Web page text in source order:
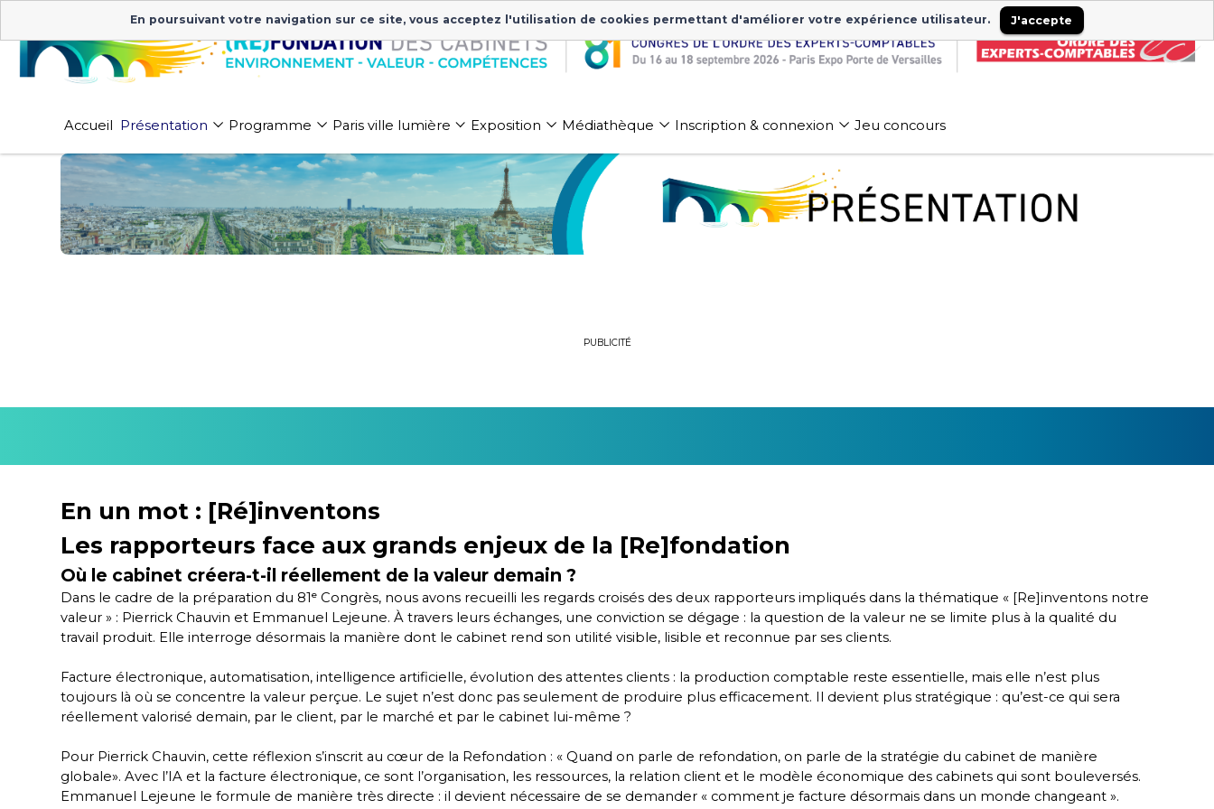
Accueil Présentation Programme Paris ville lumière Exposition Médiathèque Inscription & connexion Jeu concours
PUBLICITÉ
En un mot : [Ré]inventons
Les rapporteurs face aux grands enjeux de la [Re]fondation
Où le cabinet créera-t-il réellement de la valeur demain ?
Dans le cadre de la préparation du 81ᵉ Congrès, nous avons recueilli les regards croisés des deux rapporteurs impliqués dans la thématique « [Re]inventons notre
valeur » : Pierrick Chauvin et Emmanuel Lejeune. À travers leurs échanges, une conviction se dégage : la question de la valeur ne se limite plus à la qualité du
travail produit. Elle interroge désormais la manière dont le cabinet rend son utilité visible, lisible et reconnue par ses clients.
Facture électronique, automatisation, intelligence artificielle, évolution des attentes clients : la production comptable reste essentielle, mais elle n’est plus
toujours là où se concentre la valeur perçue. Le sujet n’est donc pas seulement de produire plus efficacement. Il devient plus stratégique : qu’est-ce qui sera
réellement valorisé demain, par le client, par le marché et par le cabinet lui-même ?
Pour Pierrick Chauvin, cette réflexion s’inscrit au cœur de la Refondation : « Quand on parle de refondation, on parle de la stratégie du cabinet de manière
globale». Avec l’IA et la facture électronique, ce sont l’organisation, les ressources, la relation client et le modèle économique des cabinets qui sont bouleversés.
Emmanuel Lejeune le formule de manière très directe : il devient nécessaire de se demander « comment je facture désormais dans un monde changeant ».
En poursuivant votre navigation sur ce site, vous acceptez l'utilisation de cookies permettant d'améliorer votre expérience utilisateur. J'accepte